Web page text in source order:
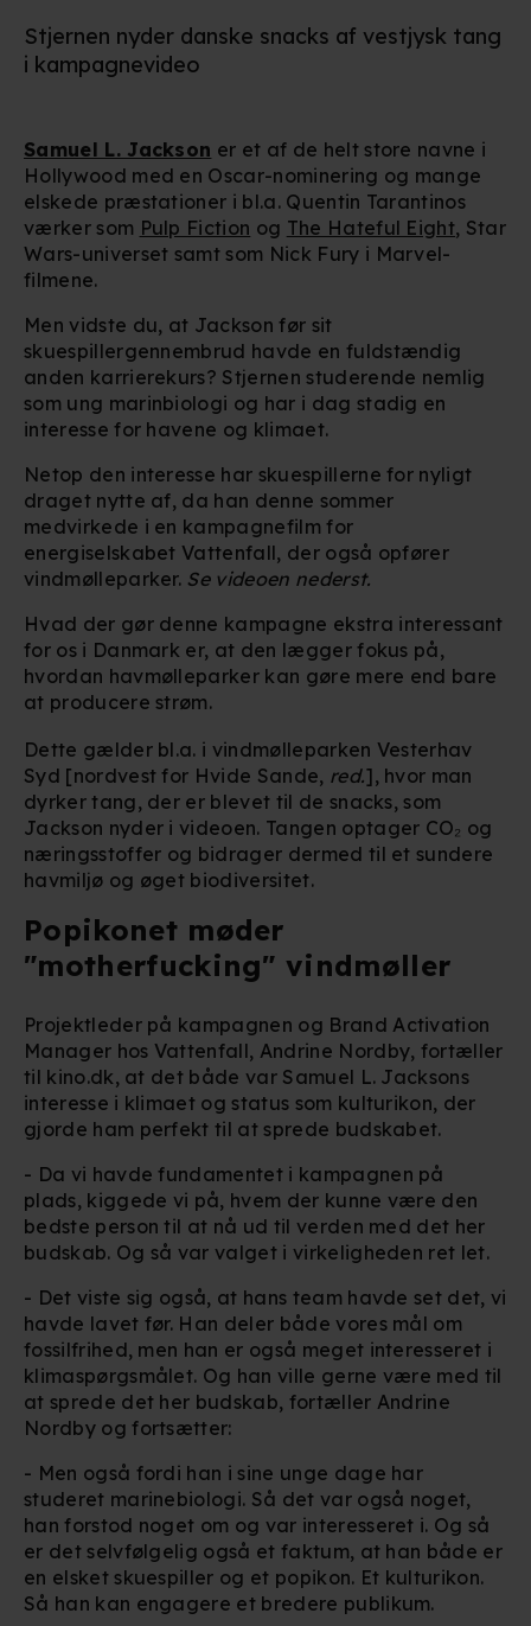
Stjernen nyder danske snacks af vestjysk tang
i kampagnevideo
Samuel L. Jackson er et af de helt store navne i
Hollywood med en Oscar-nominering og mange
elskede præstationer i bl.a. Quentin Tarantinos
værker som Pulp Fiction og The Hateful Eight, Star
Wars-universet samt som Nick Fury i Marvel-
filmene.
Men vidste du, at Jackson før sit
skuespillergennembrud havde en fuldstændig
anden karrierekurs? Stjernen studerende nemlig
som ung marinbiologi og har i dag stadig en
interesse for havene og klimaet.
Netop den interesse har skuespillerne for nyligt
draget nytte af, da han denne sommer
medvirkede i en kampagnefilm for
energiselskabet Vattenfall, der også opfører
vindmølleparker. Se videoen nederst.
Hvad der gør denne kampagne ekstra interessant
for os i Danmark er, at den lægger fokus på,
hvordan havmølleparker kan gøre mere end bare
at producere strøm.
Dette gælder bl.a. i vindmølleparken Vesterhav
Syd [nordvest for Hvide Sande, red.], hvor man
dyrker tang, der er blevet til de snacks, som
Jackson nyder i videoen. Tangen optager CO₂ og
næringsstoffer og bidrager dermed til et sundere
havmiljø og øget biodiversitet.
Popikonet møder
"motherfucking" vindmøller
Projektleder på kampagnen og Brand Activation
Manager hos Vattenfall, Andrine Nordby, fortæller
til kino.dk, at det både var Samuel L. Jacksons
interesse i klimaet og status som kulturikon, der
gjorde ham perfekt til at sprede budskabet.
- Da vi havde fundamentet i kampagnen på
plads, kiggede vi på, hvem der kunne være den
bedste person til at nå ud til verden med det her
budskab. Og så var valget i virkeligheden ret let.
- Det viste sig også, at hans team havde set det, vi
havde lavet før. Han deler både vores mål om
fossilfrihed, men han er også meget interesseret i
klimaspørgsmålet. Og han ville gerne være med til
at sprede det her budskab, fortæller Andrine
Nordby og fortsætter:
- Men også fordi han i sine unge dage har
studeret marinebiologi. Så det var også noget,
han forstod noget om og var interesseret i. Og så
er det selvfølgelig også et faktum, at han både er
en elsket skuespiller og et popikon. Et kulturikon.
Så han kan engagere et bredere publikum.